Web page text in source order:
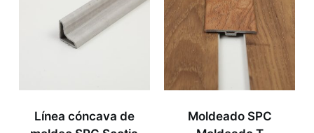
Línea cóncava de
Moldeado SPC